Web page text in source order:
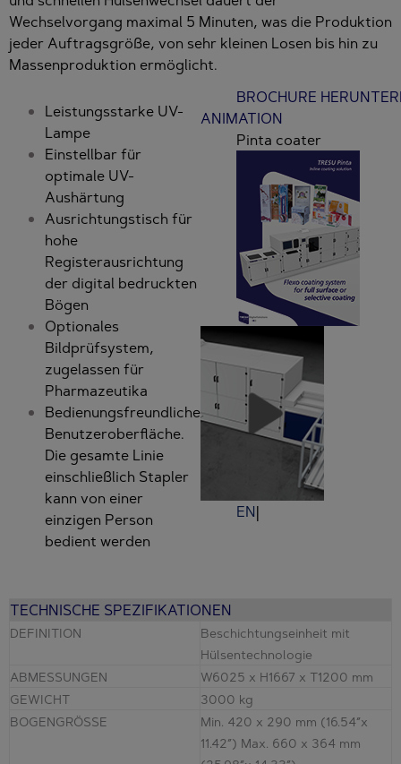
Wechselvorgang maximal 5 Minuten, was die Produktion
jeder Auftragsgröße, von sehr kleinen Losen bis hin zu
Massenproduktion ermöglicht.
Leistungsstarke UV-
Lampe
Einstellbar für
optimale UV-
Aushärtung
Ausrichtungstisch für
hohe
Registerausrichtung
der digital bedruckten
Bögen
Optionales
Bildprüfsystem,
zugelassen für
Pharmazeutika
Bedienungsfreundliche
Benutzeroberfläche.
Die gesamte Linie
einschließlich Stapler
kann von einer
einzigen Person
bedient werden
BROCHURE
ANIMATION
Pinta coater
EN
TECHNISCHE SPEZIFIKATIONEN
DEFINITION
Beschichtungseinheit mit
Hülsentechnologie
ABMESSUNGEN
W6025 x H1667 x T1200 mm
GEWICHT
3000 kg
BOGENGRÖSSE
Min. 420 x 290 mm (16.54”x
11.42”) Max. 660 x 364 mm